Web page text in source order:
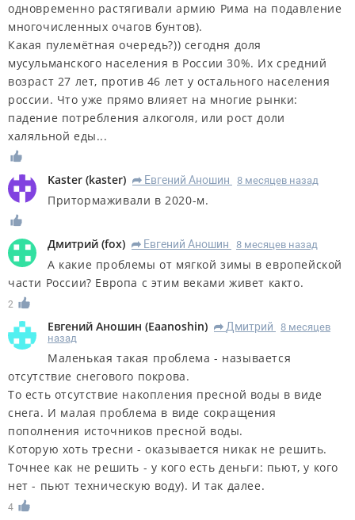
одновременно растягивали армию Рима на подавление
многочисленных очагов бунтов).
Какая пулемётная очередь?)) сегодня доля
мусульманского населения в России 30%. Их средний
возраст 27 лет, против 46 лет у остального населения
россии. Что уже прямо влияет на многие рынки:
падение потребления алкоголя, или рост доли
халяльной еды...
Kaster (kaster) R Евгений Аношин 8 месяцев назад
Притормаживали в 2020-м.
Дмитрий (fox) R Евгений Аношин 8 месяцев назад
А какие проблемы от мягкой зимы в европейской
части России? Европа с этим веками живет както.
2
Евгений Аношин (Eaanoshin) R Дмитрий
8 месяцев
назад
Маленькая такая проблема - называется
отсутствие снегового покрова.
То есть отсутствие накопления пресной воды в виде
снега. И малая проблема в виде сокращения
пополнения источников пресной воды.
Которую хоть тресни - оказывается никак не решить.
Точнее как не решить - у кого есть деньги: пьют, у кого
нет - пьют техническую воду). И так далее.
4